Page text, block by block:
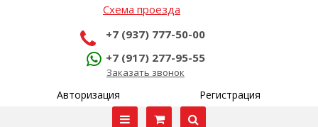
Схема проезда
+7 (937) 777-50-00
+7 (917) 277-95-55
Заказать звонок
Авторизация Регистрация